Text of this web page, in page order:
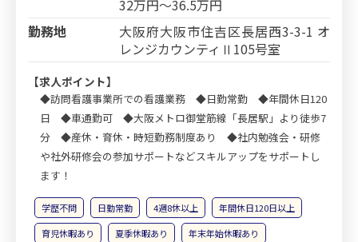
32万円～36.5万円
勤務地
大阪府大阪市住吉区長居西3-3-1 オ
レンジカウンティⅡ105号室
【求人ポイント】
◆訪問看護事業所での看護業務 ◆日勤常勤 ◆年間休日120
日 ◆車通勤可 ◆大阪メトロ御堂筋線「長居駅」より徒歩7
分 ◆産休・育休・時短勤務制度あり ◆社内勉強会・研修
や社外研修会の参加サポートなどスキルアップをサポートし
ます！
学歴不問 日勤常勤 4週8休以上
年間休日120日以上
育児休暇あり
夏季休暇あり
年末年始休暇あり